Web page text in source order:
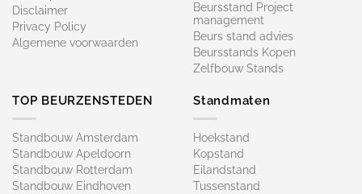
Disclaimer
Privacy Policy
Algemene voorwaarden
Beursstand Project
management
Beurs stand advies
Beursstands Kopen
Zelfbouw Stands
TOP BEURZENSTEDEN
Standbouw Amsterdam
Standbouw Apeldoorn
Standbouw Rotterdam
Standbouw Eindhoven
Standmaten
Hoekstand
Kopstand
Eilandstand
Tussenstand